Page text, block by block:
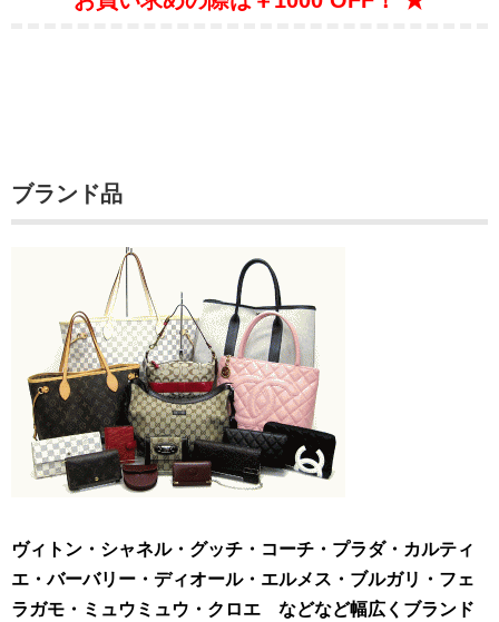
ブランド品
ヴィトン・シャネル・グッチ・コーチ・プラダ・カルティ
エ・バーバリー・ディオール・エルメス・ブルガリ・フェ
ラガモ・ミュウミュウ・クロエ などなど幅広くブランド